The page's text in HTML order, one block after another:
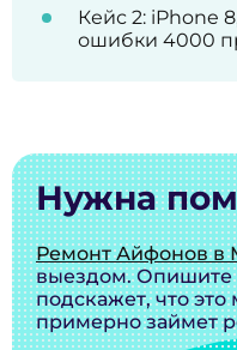
Кейс 2: iPhone
ошибки 4000
Нужна
Ремонт Айфонов в
выездом. Опишите
подскажет, что
примерно займет